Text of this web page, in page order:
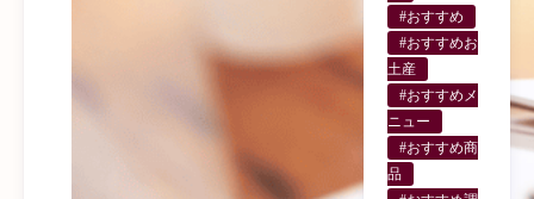
#おすすめ
#おすすめお
土産
#おすすめメ
ニュー
#おすすめ商
品